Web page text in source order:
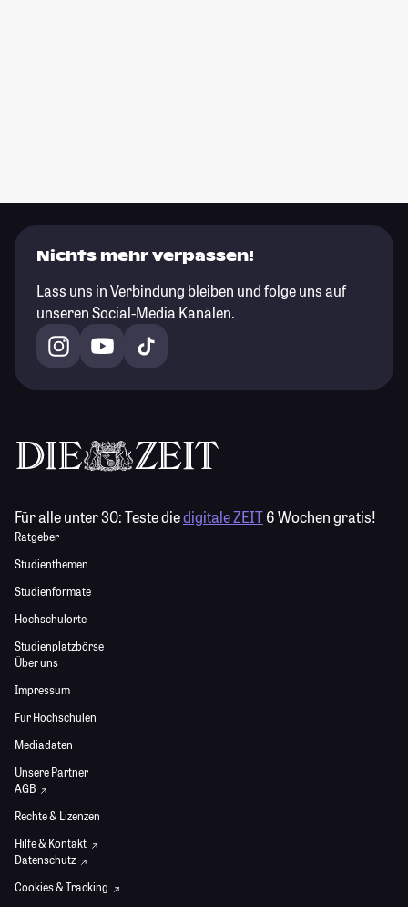
Nichts mehr verpassen!
Lass uns in Verbindung bleiben und folge uns auf
unseren Social-Media Kanälen.
Für alle unter 30:Teste diedigitale ZEIT6 Wochen gratis!
Ratgeber
Studienthemen
Studienformate
Hochschulorte
Studienplatzbörse
Über uns
Impressum
Für Hochschulen
Mediadaten
Unsere Partner
AGB
Rechte & Lizenzen
Hilfe & Kontakt
Datenschutz
Cookies & Tracking